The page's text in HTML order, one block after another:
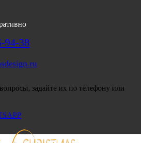
94-38
задайте их по телефону или